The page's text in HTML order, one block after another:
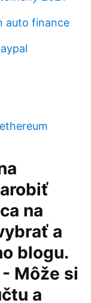
auto finance
na
a
blogu.
Môže si
a